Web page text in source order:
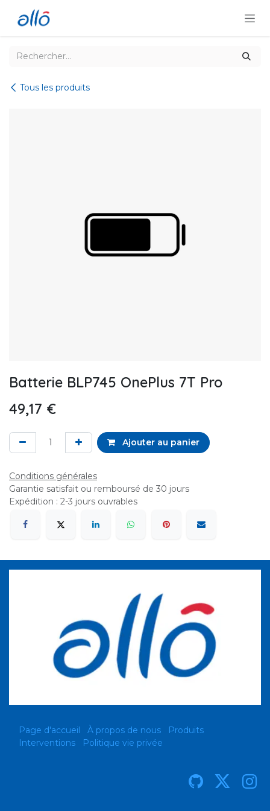
Tous les produits
Batterie BLP745 OnePlus 7T Pro
49,17 €
Ajouter au panier
Conditions générales
Garantie satisfait ou remboursé de 30 jours
Expédition : 2-3 jours ouvrables
Page d'accueil À propos de nous
Produits
Interventions
Politique vie privée